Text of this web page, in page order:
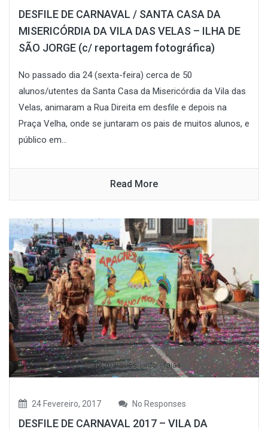
DESFILE DE CARNAVAL / SANTA CASA DA
MISERICÓRDIA DA VILA DAS VELAS – ILHA DE
SÃO JORGE (c/ reportagem fotográfica)
No passado dia 24 (sexta-feira) cerca de 50
alunos/utentes da Santa Casa da Misericórdia da Vila das
Velas, animaram a Rua Direita em desfile e depois na
Praça Velha, onde se juntaram os pais de muitos alunos, e
público em...
Read More
24 Fevereiro, 2017 No Responses
DESFILE DE CARNAVAL 2017 – VILA DA